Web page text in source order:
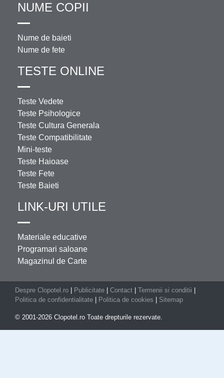
NUME COPII
Nume de baieti
Nume de fete
TESTE ONLINE
Teste Vedete
Teste Psihologice
Teste Cultura Generala
Teste Compatibilitate
Mini-teste
Teste Haioase
Teste Fete
Teste Baieti
LINK-URI UTILE
Materiale educative
Programari saloane
Magazinul de Carte
Despre Clopotel.ro Publicitate Contact Termenii si conditii
Politica de confidentialitate
Politica de cookies Sitemap
© 2001-2026 Clopotel.ro Toate drepturile rezervate.